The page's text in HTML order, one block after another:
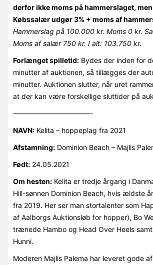
derfor ikke moms på hammerslaget,
Købssalær udgør 3% + moms af
Hammerslag på 100.000 kr. Moms 0 kr.
Moms af salær 750 kr. I alt: 103.750 kr.
Forlænget spilletid:Bydes der inden for
minutter af auktionen, så tillægges der
minutter. Auktionen slutter, når uret
at der kan være forskellige sluttider på
———————————-
NAVN:Kelita – hoppeplag fra 2021
Afstamning:Dominion Beach – Majlis
Født:24.05.2021
Om hesten:Kelita er tredje årgang i
Hill-sønnen Dominion Beach, hvis ældste
fra 2019. Her ser man stortalenter som
af Aalborgs Auktionsløb for hopper), Bo
trænede Hambo og Head Over Heels samt
Hunni.
Moderen Majlis Palema har leveret gode